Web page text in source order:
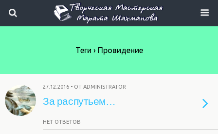
Теги › Провидение
27.12.2016 • ОТ ADMINISTRATOR
За распутьем…
НЕТ ОТВЕТОВ